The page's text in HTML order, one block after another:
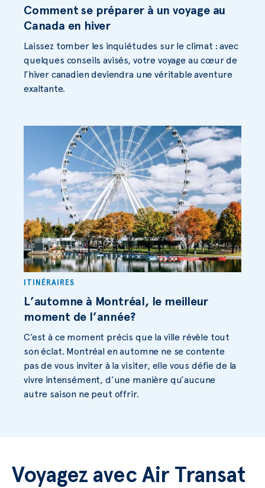
Comment se préparer à un voyage au
Canada en hiver
Laissez tomber les inquiétudes sur le climat : avec
quelques conseils avisés, votre voyage au cœur de
l’hiver canadien deviendra une véritable aventure
exaltante.
ITINÉRAIRES
L’automne à Montréal, le meilleur
moment de l’année?
C’est à ce moment précis que la ville révèle tout
son éclat. Montréal en automne ne se contente
pas de vous inviter à la visiter, elle vous défie de la
vivre intensément, d’une manière qu’aucune
autre saison ne peut offrir.
Voyagez avec Air Transat